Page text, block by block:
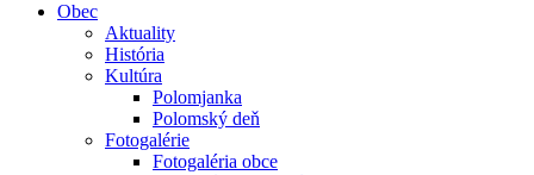
Obec
Aktuality
História
Kultúra
Polomjanka
Polomský deň
Fotogalérie
Fotogaléria obce